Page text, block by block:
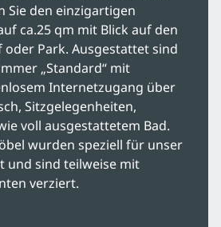
Sie den einzigartigen
ca.25 qm mit Blick auf den
oder Park. Ausgestattet sind
„Standard“ mit
Internetzugang über
Sitzgelegenheiten,
voll ausgestattetem Bad.
wurden speziell für unser
und sind teilweise mit
verziert.